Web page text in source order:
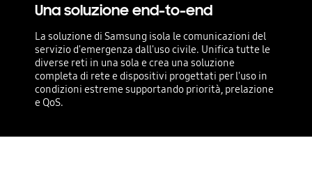
Una soluzione end-to-end
La soluzione di Samsung isola le comunicazioni del
servizio d'emergenza dall'uso civile. Unifica tutte le
diverse reti in una sola e crea una soluzione
completa di rete e dispositivi progettati per l'uso in
condizioni estreme supportando priorità, prelazione
e QoS.